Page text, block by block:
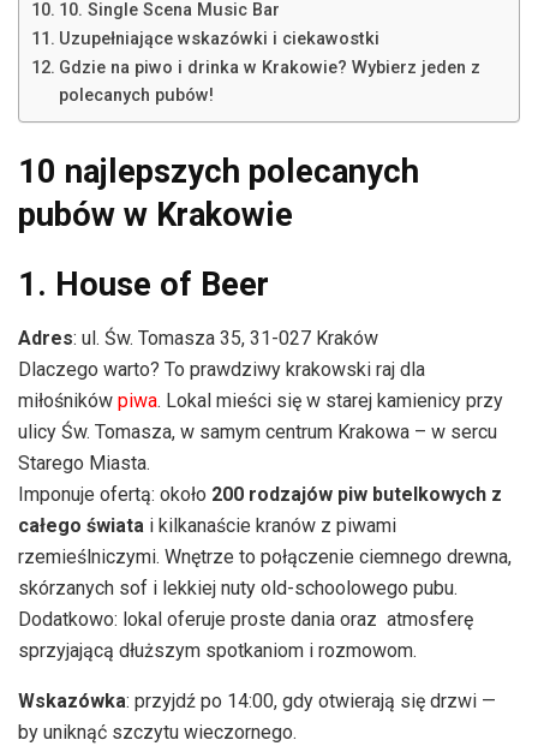
10. Single Scena Music Bar
Uzupełniające wskazówki i ciekawostki
Gdzie na piwo i drinka w Krakowie? Wybierz jeden z
polecanych pubów!
10 najlepszych polecanych
pubów w Krakowie
1. House of Beer
Adres: ul. Św. Tomasza 35, 31-027 Kraków
Dlaczego warto? To prawdziwy krakowski raj dla
miłośników piwa. Lokal mieści się w starej kamienicy przy
ulicy Św. Tomasza, w samym centrum Krakowa – w sercu
Starego Miasta.
Imponuje ofertą: około 200 rodzajów piw butelkowych z
całego świata i kilkanaście kranów z piwami
rzemieślniczymi. Wnętrze to połączenie ciemnego drewna,
skórzanych sof i lekkiej nuty old-schoolowego pubu.
Dodatkowo: lokal oferuje proste dania oraz atmosferę
sprzyjającą dłuższym spotkaniom i rozmowom.
Wskazówka: przyjdź po 14:00, gdy otwierają się drzwi —
by uniknąć szczytu wieczornego.